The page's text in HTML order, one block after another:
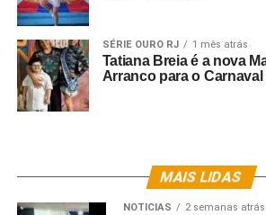
SÉRIE OURO RJ 1 mês atrás
Tatiana Breia é a nova
Arranco para o Carnaval
MAIS LIDAS
NOTICIAS 2 semanas atrás